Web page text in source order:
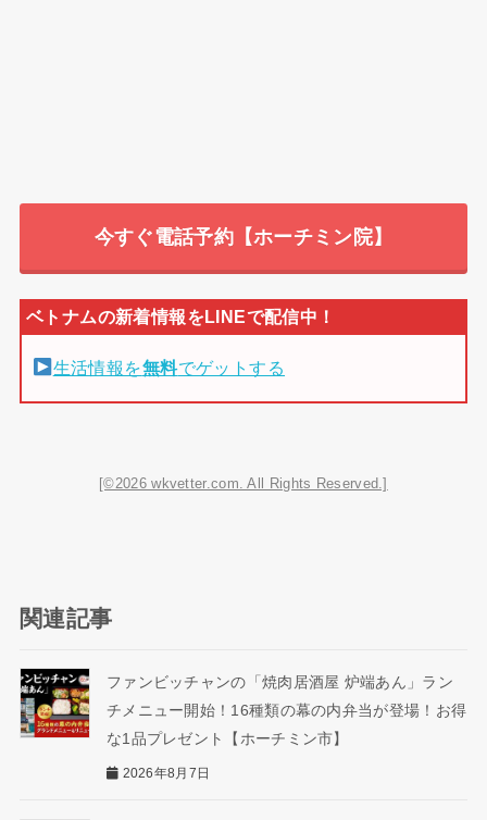
今すぐ電話予約【ホーチミン院】
生活情報を無料でゲットする
[©2026 wkvetter.com. All Rights Reserved.]
関連記事
ファンビッチャンの「焼肉居酒屋 炉端あん」ラン
チメニュー開始！16種類の幕の内弁当が登場！お得
な1品プレゼント【ホーチミン市】
2026年8月7日